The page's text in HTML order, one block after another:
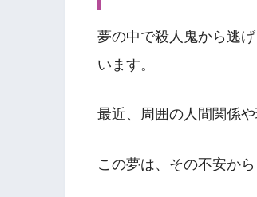
夢の中で殺人鬼から逃
います。
最近、周囲の人間関係
この夢は、その不安か